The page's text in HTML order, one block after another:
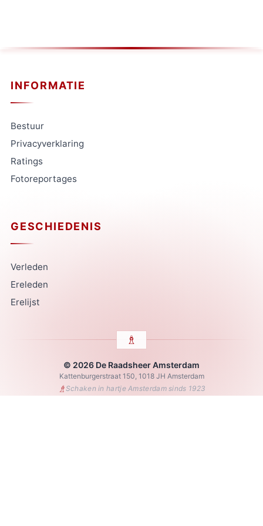
INFORMATIE
Bestuur
Privacyverklaring
Ratings
Fotoreportages
GESCHIEDENIS
Verleden
Ereleden
Erelijst
© 2026 De Raadsheer Amsterdam
Kattenburgerstraat 150, 1018 JH Amsterdam
♗Schaken in hartje Amsterdam sinds 1923